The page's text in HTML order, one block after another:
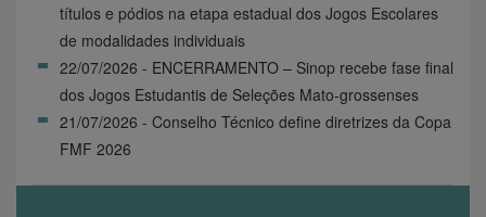
títulos e pódios na etapa estadual dos Jogos Escolares
de modalidades individuais
22/07/2026 - ENCERRAMENTO – Sinop recebe fase final
dos Jogos Estudantis de Seleções Mato-grossenses
21/07/2026 - Conselho Técnico define diretrizes da Copa
FMF 2026